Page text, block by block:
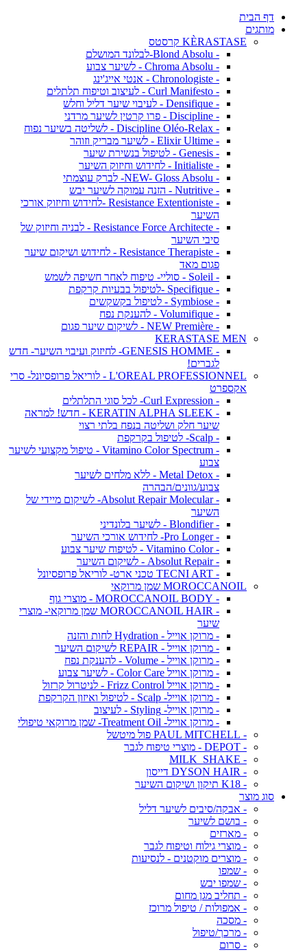
דף הבית
מותגים
KÈRASTASE קרסטס
- Blond Absolu-לבלונד המושלם
- Chroma Absolu - לשיער צבוע
- Chronologiste - אנטי אייג'ינג
- Curl Manifesto - לעיצוב וטיפוח תלתלים
- Densifique - לעיבוי שיער דליל וחלש
- Discipline - פרו קרטין לשיער מרדני
- Discipline Oléo-Relax - לשליטה בשיער נפוח
- Elixir Ultime - לשיער מבריק וזוהר
- Genesis - לטיפול בנשירת שיער
- Initialiste - לחידוש וחיזוק השיער
- NEW- Gloss Absolu- לברק עוצמתי
- Nutritive - הזנה עמוקה לשיער יבש
- Resistance Extentioniste -לחידוש וחיזוק אורכי
השיער
- Resistance Force Architecte - לבניה וחיזוק של
סיבי השיער
- Resistance Therapiste - לחידוש ושיקום שיער
פגום מאד
- Soleil - סוליי- טיפוח לאחר חשיפה לשמש
- Specifique -לטיפול בבעיות קרקפת
- Symbiose - לטיפול בקשקשים
- Volumifique - להענקת נפח
- NEW Première - לשיקום שיער פגום
KERASTASE MEN
- GENESIS HOMME- לחיזוק ועיבוי השיער- חדש
לגברים!
L'OREAL PROFESSIONNEL - לוריאל פרופסיונל- סרי
אקספרט
- Curl Expression- לכל סוגי התלתלים
- KERATIN ALPHA SLEEK - חדש! למראה
שיער חלק ושליטה בנפח בלתי רצוי
- Scalp- לטיפול בקרקפת
- Vitamino Color Spectrum - טיפול מקצועי לשיער
צבוע
- Metal Detox - ללא מלחים לשיער
צבוע/גוונים/הבהרה
- Absolut Repair Molecular- לשיקום מיידי של
השיער
- Blondifier - לשיער בלונדיני
- Pro Longer- לחידוש אורכי השיער
- Vitamino Color - לטיפוח שיער צבוע
- Absolut Repair - לשיקום השיער
- TECNI ART טכני ארט- לוריאל פרופסיונל
MOROCCANOIL שמן מרוקאי
- MOROCCANOIL BODY - מוצרי גוף
- MOROCCANOIL HAIR שמן מרוקאי- מוצרי
שיער
- מרוקן אוייל - Hydration לחות והזנה
- מרוקן אוייל - REPAIR לשיקום השיער
- מרוקן אוייל - Volume - להענקת נפח
- מרוקן אוייל Color Care - לשיער צבוע
- מרוקן אוייל Frizz Control - לניטרול קרזול
- מרוקן אוייל- Scalp - לטיפול ואיזון הקרקפת
- מרוקן אוייל- Styling - לעיצוב
- מרוקן אוייל- Treatment Oil- שמן מרוקאי טיפולי
- PAUL MITCHELL פול מיטשל
- DEPOT - מוצרי טיפוח לגבר
- MILK_SHAKE
- DYSON HAIR דייסון
- K18 תיקון ושיקום השיער
סוג מוצר
- אבקה/סיבים לשיער דליל
- בושם לשיער
- מארזים
- מוצרי גילוח וטיפוח לגבר
- מוצרים מוקטנים - לנסיעות
- שמפו
- שמפו יבש
- תחליב מגן מחום
- אמפולות / טיפול מרוכז
- מסכה
- מרכך/טיפול
- סרום